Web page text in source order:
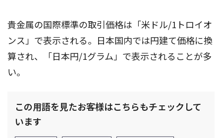
貴金属の国際標準の取引価格は「米ドル/1トロイオ
ンス」で表示される。日本国内では円建て価格に換
算され、「日本円/1グラム」で表示されることが多
い。
この用語を見たお客様はこちらもチェックして
います